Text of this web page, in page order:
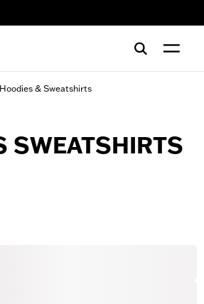
Hoodies & Sweatshirts
SWEATSHIRTS